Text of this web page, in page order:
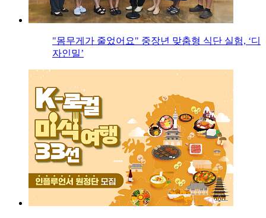
"몸무게가 줄었어요" 중장년 맞춤형 식단 실험, ‘디
자인밀’